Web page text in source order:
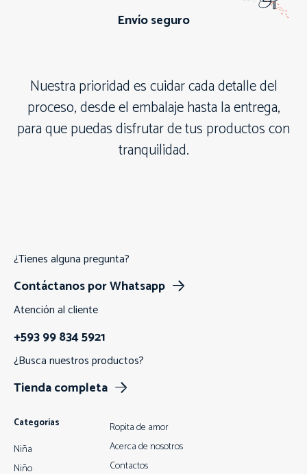
Envío seguro
Nuestra prioridad es cuidar cada detalle del
proceso, desde el embalaje hasta la entrega,
para que puedas disfrutar de tus productos con
tranquilidad.
¿Tienes alguna pregunta?
Contáctanos por Whatsapp
Atención al cliente
+593 99 834 5921
¿Busca nuestros productos?
Tienda completa
Ropita de amor
Acerca de nosotros
Contactos
Categorias
Niña
Niño